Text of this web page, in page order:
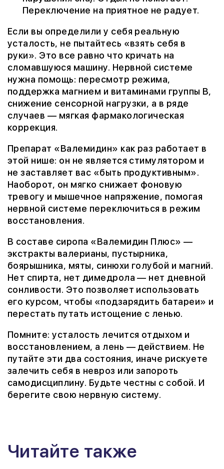
Переключение на приятное не радует.
Если вы определили у себя реальную
усталость, не пытайтесь «взять себя в
руки». Это все равно что кричать на
сломавшуюся машину. Нервной системе
нужна помощь: пересмотр режима,
поддержка магнием и витаминами группы B,
снижение сенсорной нагрузки, а в ряде
случаев — мягкая фармакологическая
коррекция.
Препарат «Валемидин» как раз работает в
этой нише: он не является стимулятором и
не заставляет вас «быть продуктивным».
Наоборот, он мягко снижает фоновую
тревогу и мышечное напряжение, помогая
нервной системе переключиться в режим
восстановления.
В составе сиропа «Валемидин Плюс» —
экстракты валерианы, пустырника,
боярышника, мяты, синюхи голубой и магний.
Нет спирта, нет димедрола — нет дневной
сонливости. Это позволяет использовать
его курсом, чтобы «подзарядить батареи» и
перестать путать истощение с ленью.
Помните: усталость лечится отдыхом и
восстановлением, а лень — действием. Не
путайте эти два состояния, иначе рискуете
залечить себя в невроз или запороть
самодисциплину. Будьте честны с собой. И
берегите свою нервную систему.
Читайте также